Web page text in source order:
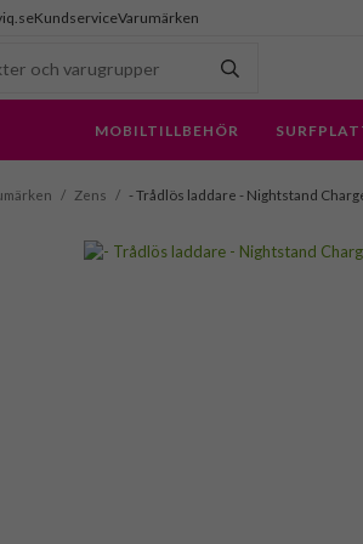
KundserviceVarumärken
MOBILTILLBEHÖR
/ Zens / - Trådlös laddare - Nightstand